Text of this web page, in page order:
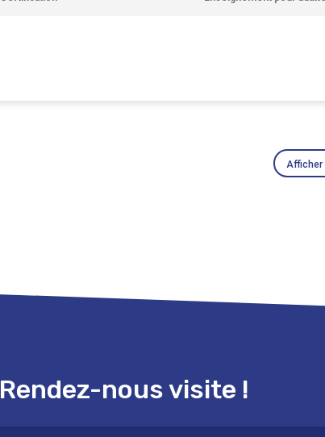
Afficher
Rendez-nous visite !